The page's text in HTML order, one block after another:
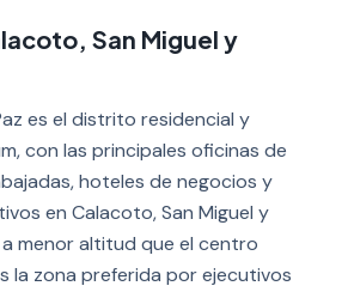
San Miguel y
es el distrito residencial y
con las principales oficinas de
hoteles de negocios y
en Calacoto, San Miguel y
menor altitud que el centro
la zona preferida por ejecutivos